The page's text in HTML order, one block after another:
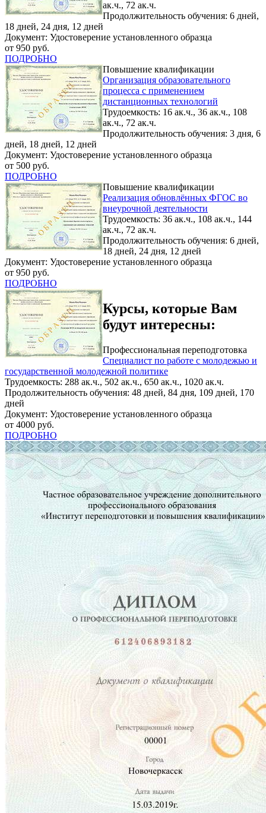
ак.ч., 72 ак.ч.
Продолжительность обучения: 6 дней,
18 дней, 24 дня, 12 дней
Документ: Удостоверение установленного образца
от 950 руб.
ПОДРОБНО
Повышение квалификации
Организация образовательного
процесса с применением
дистанционных технологий
Трудоемкость: 16 ак.ч., 36 ак.ч., 108
ак.ч., 72 ак.ч.
Продолжительность обучения: 3 дня, 6
дней, 18 дней, 12 дней
Документ: Удостоверение установленного образца
от 500 руб.
ПОДРОБНО
Повышение квалификации
Реализация обновлённых ФГОС во
внеурочной деятельности
Трудоемкость: 36 ак.ч., 108 ак.ч., 144
ак.ч., 72 ак.ч.
Продолжительность обучения: 6 дней,
18 дней, 24 дня, 12 дней
Документ: Удостоверение установленного образца
от 950 руб.
ПОДРОБНО
Курсы, которые Вам
будут интересны:
Профессиональная переподготовка
Специалист по работе с молодежью и
государственной молодежной политике
Трудоемкость: 288 ак.ч., 502 ак.ч., 650 ак.ч., 1020 ак.ч.
Продолжительность обучения: 48 дней, 84 дня, 109 дней, 170
дней
Документ: Удостоверение установленного образца
от 4000 руб.
ПОДРОБНО